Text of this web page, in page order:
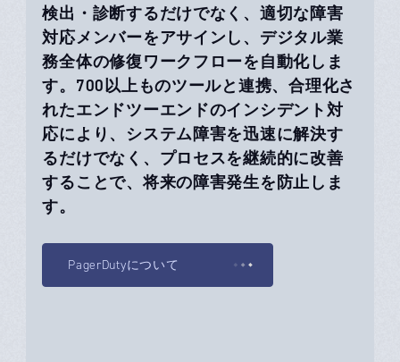
検出・診断するだけでなく、適切な障害
対応メンバーをアサインし、デジタル業
務全体の修復ワークフローを自動化しま
す。700以上ものツールと連携、合理化さ
れたエンドツーエンドのインシデント対
応により、システム障害を迅速に解決す
るだけでなく、プロセスを継続的に改善
することで、将来の障害発生を防止しま
す。
PagerDutyについて